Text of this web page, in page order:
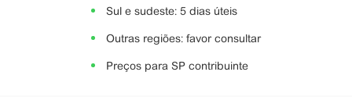
Sul e sudeste: 5 dias úteis
Outras regiões: favor consultar
Preços para SP contribuinte